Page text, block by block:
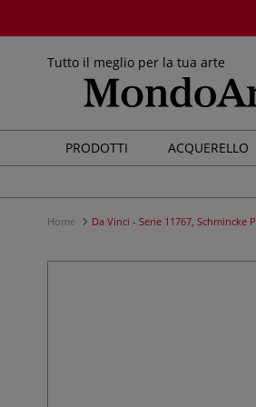
Tutto il meglio per la tua arte
PRODOTTI ACQUERELLO
Home Da Vinci - Serie 11767, Schmincke